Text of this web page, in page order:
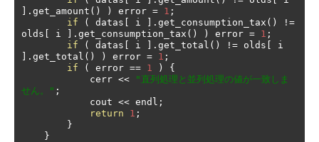
]. get_amount () ) error = 1 ;
if
( datas [ i ]. get_consumption_tax ()
!=
olds [ i ]. get_consumption_tax () ) error = 1 ;
if
( datas [ i ]. get_total () != olds [
]. get_total () ) error = 1 ;
if
( error == 1 )
{
            cerr
<<
"直列処理と並列処理の値が一致しま
せん。" ;
            cout
<< endl ;
return
1 ;
}
}